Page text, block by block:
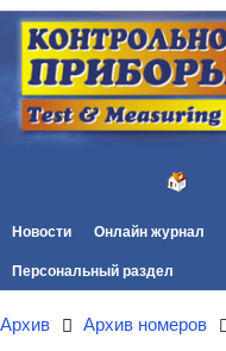
Новости Онлайн журнал
Персональный раздел
Архив Архив номеров